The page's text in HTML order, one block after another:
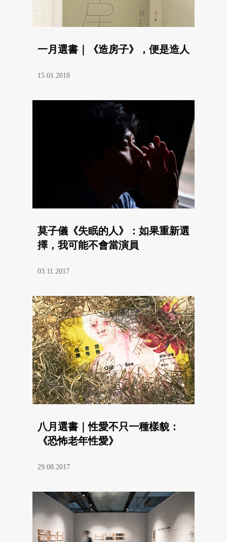
一月選書｜《造房子》，便是造人
15.01.2018
莫子儀《失眠的人》：如果重新選
擇，我可能不會當演員
03.11.2017
八月選書｜性愛不只一種樣貌：
《恐怖老年性愛》
29.08.2017